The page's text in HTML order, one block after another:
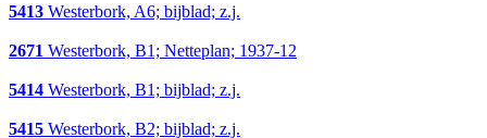
5413 Westerbork, A6; bijblad; z.j.
2671 Westerbork, B1; Netteplan; 1937-12
5414 Westerbork, B1; bijblad; z.j.
5415 Westerbork, B2; bijblad; z.j.